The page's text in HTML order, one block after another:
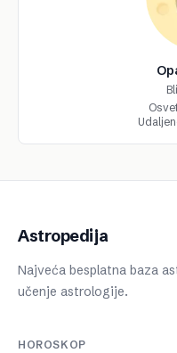
Astropedija
Najveća besplatna baza
učenje astrologije.
HOROSKOP